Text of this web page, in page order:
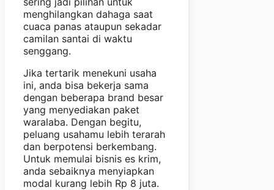
menghilangkan dahaga saat
cuaca panas ataupun sekadar
camilan santai di waktu
senggang.
Jika tertarik menekuni usaha
ini, anda bisa bekerja sama
dengan beberapa brand besar
yang menyediakan paket
waralaba. Dengan begitu,
peluang usahamu lebih terarah
dan berpotensi berkembang.
Untuk memulai bisnis es krim,
anda sebaiknya menyiapkan
modal kurang lebih Rp 8 juta.